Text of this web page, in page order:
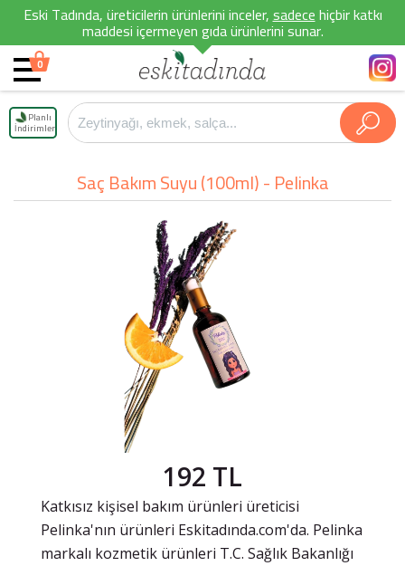
Eski Tadında, üreticilerin ürünlerini inceler,sadecehiçbir katkı
maddesi içermeyen gıda ürünlerini sunar.
0
Planlı
İndirimler
Saç Bakım Suyu (100ml) - Pelinka
192 TL
Katkısız kişisel bakım ürünleri üreticisi
Pelinka'nın ürünleri Eskitadında.com'da. Pelinka
markalı kozmetik ürünleri T.C. Sağlık Bakanlığı